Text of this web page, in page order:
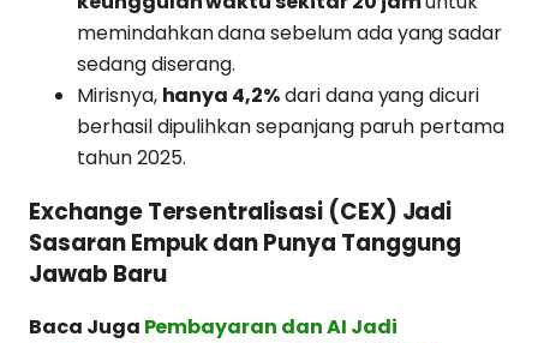
memindahkan dana sebelum ada yang sadar
sedang diserang.
Mirisnya, hanya 4,2%dari dana yang dicuri
berhasil dipulihkan sepanjang paruh pertama
tahun 2025.
Exchange Tersentralisasi (CEX) Jadi
Sasaran Empuk dan Punya Tanggung
Jawab Baru
Baca Juga Pembayaran dan AI Jadi